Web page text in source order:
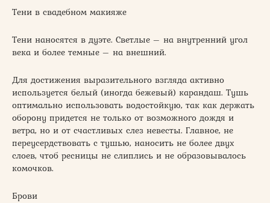
Тени в свадебном макияже
Тени наносятся в дуэте. Светлые – на внутренний угол
века и более темные – на внешний.
Для достижения выразительного взгляда активно
используется белый (иногда бежевый) карандаш. Тушь
оптимально использовать водостойкую, так как держать
оборону придется не только от возможного дождя и
ветра, но и от счастливых слез невесты. Главное, не
переусердствовать с тушью, наносить не более двух
слоев, чтоб ресницы не слиплись и не образовывалось
комочков.
Брови